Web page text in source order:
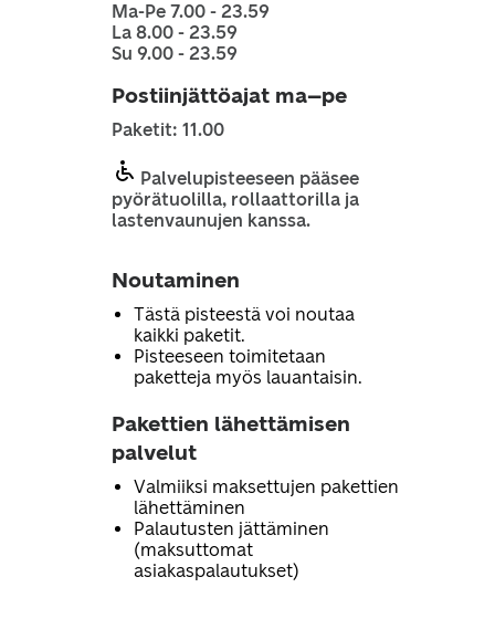
Ma-Pe 7.00 - 23.59
La 8.00 - 23.59
Su 9.00 - 23.59
Postiinjättöajat ma–pe
Paketit: 11.00
Palvelupisteeseen pääsee
pyörätuolilla, rollaattorilla ja
lastenvaunujen kanssa.
Noutaminen
Tästä pisteestä voi noutaa
kaikki paketit.
Pisteeseen toimitetaan
paketteja myös lauantaisin.
Pakettien lähettämisen
palvelut
Valmiiksi maksettujen pakettien
lähettäminen
Palautusten jättäminen
(maksuttomat
asiakaspalautukset)